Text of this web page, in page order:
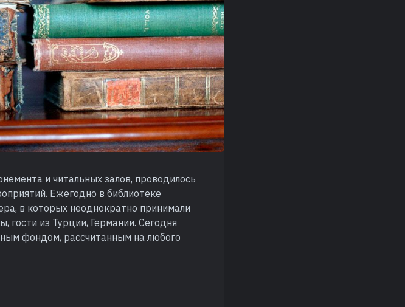
и читальных залов, проводилось
Ежегодно в библиотеке
в которых неоднократно принимали
гости из Турции, Германии. Сегодня
фондом, рассчитанным на любого